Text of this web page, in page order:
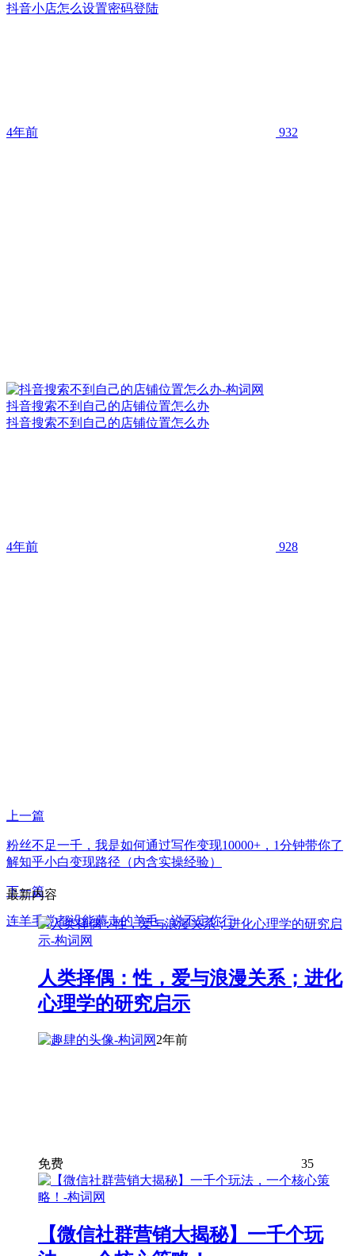
抖音小店怎么设置密码登陆
4年前 932
抖音搜索不到自己的店铺位置怎么办
抖音搜索不到自己的店铺位置怎么办
4年前 928
上一篇
粉丝不足一千，我是如何通过写作变现10000+，1分钟带你了
解知乎小白变现路径（内含实操经验）
下一篇
连羊毛党都没能薅走的羊毛，说不定你行
最新内容
人类择偶：性，爱与浪漫关系；进化
心理学的研究启示
2年前
免费 35
【微信社群营销大揭秘】一千个玩